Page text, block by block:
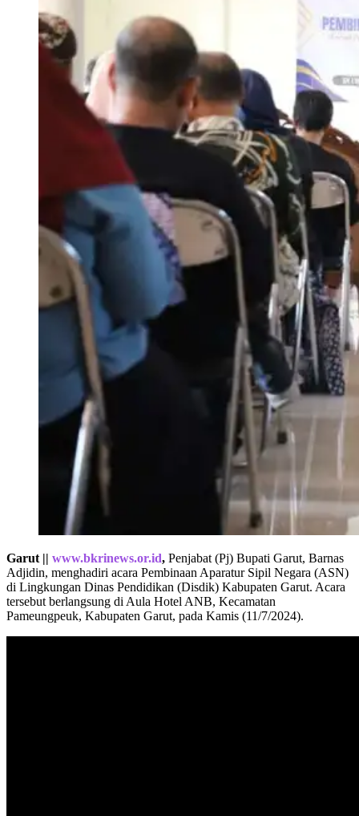
Garut || www.bkrinews.or.id, Penjabat (Pj) Bupati Garut, Barnas
Adjidin, menghadiri acara Pembinaan Aparatur Sipil Negara (ASN)
di Lingkungan Dinas Pendidikan (Disdik) Kabupaten Garut. Acara
tersebut berlangsung di Aula Hotel ANB, Kecamatan
Pameungpeuk, Kabupaten Garut, pada Kamis (11/7/2024).